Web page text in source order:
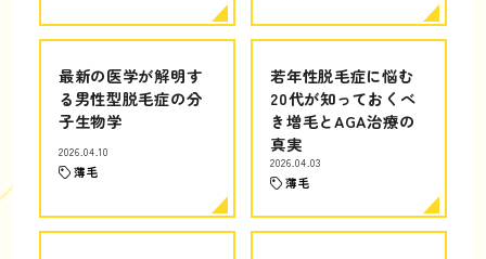
最新の医学が解明す
る男性型脱毛症の分
子生物学
2026.04.10
薄毛
若年性脱毛症に悩む
20代が知っておくべ
き増毛とAGA治療の
真実
2026.04.03
薄毛